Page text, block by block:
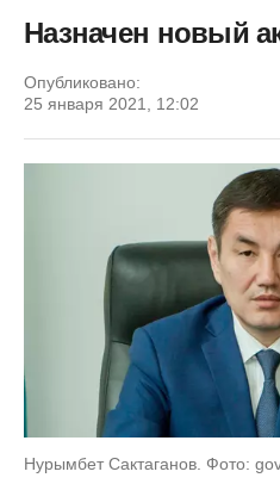
Назначен новый
Опубликовано:
25 января 2021, 12:02
Нурымбет Сактаганов. Фото: